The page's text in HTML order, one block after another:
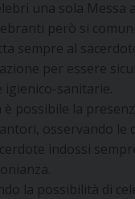
una sola
però si
sempre al
per essere
igienico-sanitarie.
è possibile la
osservando le
indossi
la possibilità di